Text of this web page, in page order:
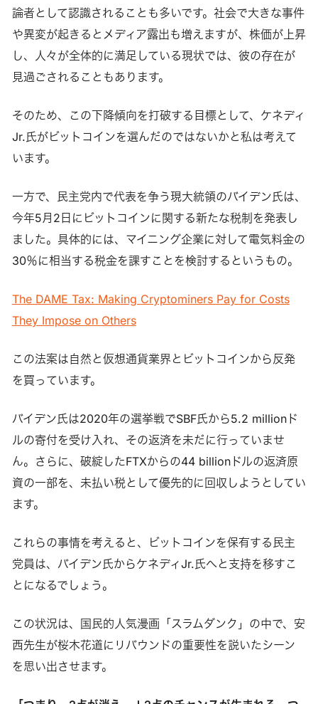
論者として認識されることも多いです。社会で大きな事件
や異変が起きるとメディア露出も増えますが、株価が上昇
し、人々が全体的に満足している現状では、彼の存在が
見過ごされることもあります。
そのため、この下降傾向を打破する目標として、ケネディ
Jr.氏がビットコインを選んだのではないかと私は考えて
います。
一方で、民主党内で代表を争う現大統領のバイデン氏は、
今年5月2日にビットコインに関する新たな税制を発表し
ました。具体的には、マイニング企業に対して電気料金の
30％に相当する税金を課すことを検討するというもの。
The DAME Tax: Making Cryptominers Pay for Costs
They Impose on Others
この法案は自然と仮想通貨業界とビットコインから反発
を買っています。
バイデン氏は2020年の選挙戦でSBF氏から5.2 millionド
ルの寄付を受け入れ、その返済を未だに行っていませ
ん。さらに、破綻したFTXからの44 billionドルの返済原
資の一部を、未払い税として優先的に回収しようとしてい
ます。
これらの事情を考えると、ビットコインを保有する民主
党員は、バイデン氏からケネディJr.氏へと支持を移すこ
とになるでしょう。
この状況は、国民的人気漫画「スラムダンク」の中で、安
西先生が桜木花道にリバウンドの重要性を説いたシーン
を思い出させます。